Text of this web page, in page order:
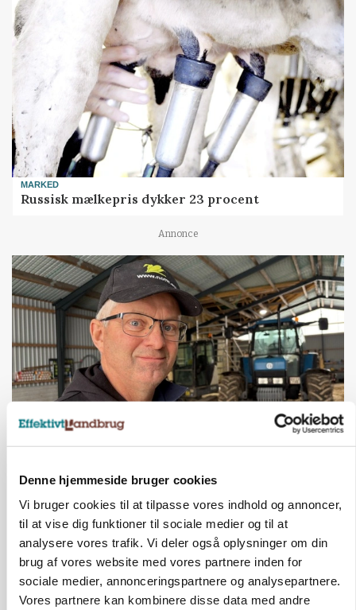
Denne hjemmeside bruger cookies
Vi bruger cookies til at tilpasse vores indhold og annoncer,
til at vise dig funktioner til sociale medier og til at
analysere vores trafik. Vi deler også oplysninger om din
brug af vores website med vores partnere inden for
sociale medier, annonceringspartnere og analysepartnere.
Vores partnere kan kombinere disse data med andre
MARKED
Russisk mælkepris dykker 23 procent
Annonce
POLITIK
protestgruppe vil demonstrere mod ny
Annonce
POLITIK
Folketinget behandler ny gødskningslov: Sådan
kan den ændre din bedrift fra 2027